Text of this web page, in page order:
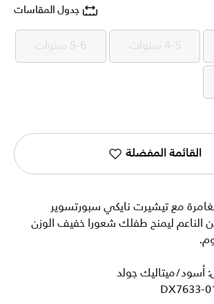
جدول المقاسات
4-5 سنوات 4-5 سنوات 5-6 سنوات 5-6 سنوات
القائمة المفضلة
مع تيشيرت نايكي سبورتسوير
الناعم ليمنح طفلك شعورا خفيف الوزن
أسود/ميتاليك جولد